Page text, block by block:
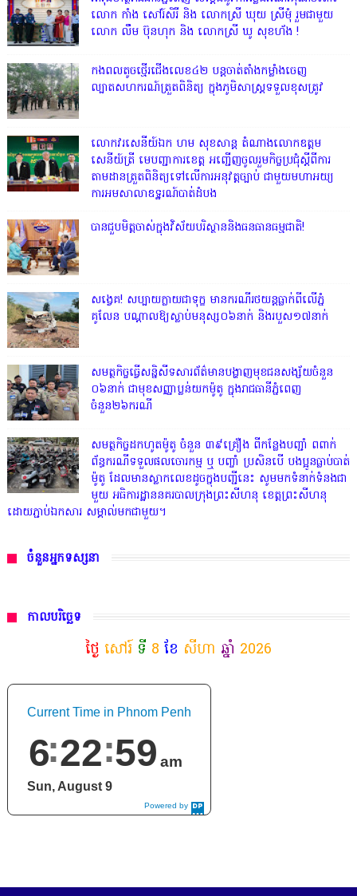
លោក កាំង សៅរ៍សិរី និង លោកស្រី ឃុយ ស្រីមុំ រួមជាមួយ
លោក លឹម ប៊ុនហុក និង លោកស្រី ឃូ សុខហ័ង !
កងពលតូចថ្មើរជើងលេខ៤២ បន្តចាត់តាំងកម្លាំងចេញ
ល្បាតសហករណ៍ត្រួតពិនិត្យ ក្នុងភូមិសាស្រ្តទទួលខុសត្រូវ
លោក​វរសេនីយ៍ឯក​ ហម​ សុខសាន្ត តំណាង​លោកឧត្តម
សេនីយ៍ត្រី មេបញ្ជាការ​ខេត្ត អញ្ជេីញចូលរួមកិច្ចប្រជុំស្ដីពីការ
តាមដានត្រួតពិនិត្យទៅលេីការអនុវត្តច្បាប់​ ជាមួយមហាអយ្យ
ការអមសាលាឧទ្ឋរណ៍បាត់ដំបង
បានជួបមិត្តចាស់ក្នុងវិស័យបរិស្ថាននិងធនធានធម្មជាតិ!
សង្វេគ! សប្បាយក្លាយជាទុក្ខ មានករណីរថយន្តធ្លាក់ពីលើភ្នំ
គូលែន បណ្ដាលឱ្យស្លាប់មនុស្ស០៦នាក់ និងរបួស១៧នាក់
សមត្ថកិច្ចធ្វើសន្និសីទសារព័ត៌មានបង្ហាញមុខជនសង្ស័យចំនួន
០៦នាក់ ជាមុខសញ្ញាប្លន់យកម៉ូតូ ក្នុងរាជធានីភ្នំពេញ
ចំនួន២៦ករណី
សមត្ថកិច្ចដកហូតម៉ូតូ ចំនួន ៣៩គ្រឿង ពីកន្លែងបញ្ជាំ ពពាក់
ព័ន្ធករណីទទួលផលចោរកម្ម ឬ បញ្ចាំ ប្រសិនបើ បងប្អូនធ្លាប់បាត់
ម៉ូតូ ដែលមានស្លាកលេខដូចក្នុងបញ្ជីនេះ សូមមកទំនាក់ទំនងជា
មួយ អធិការដ្ឋាននគរបាលក្រុងព្រះសីហនុ ខេត្តព្រះសីហនុ
ដោយភ្ជាប់ឯកសារ សម្គាល់មកជាមួយ។
ចំនួនអ្នកទស្សនា
កាលបរិច្ឆេទ
ថ្ងៃ សៅរ៍ទី 8 ខែ សីហា ឆ្នាំ 2026
Powered by
DaysPedia.c
Current Time in Phnom Penh
6 23 01 am
Sun, August 9